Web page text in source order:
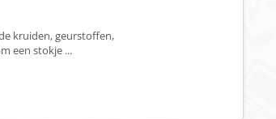
kruiden, geurstoffen,
een stokje ...